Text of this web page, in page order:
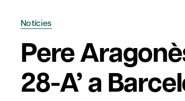
Notícies
Pere
28-A’ a